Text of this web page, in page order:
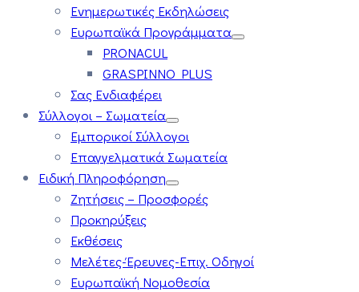
Ενημερωτικές Εκδηλώσεις
Ευρωπαϊκά Προγράμματα
PRONACUL
GRASPINNO PLUS
Σας Ενδιαφέρει
Σύλλογοι – Σωματεία
Εμπορικοί Σύλλογοι
Επαγγελματικά Σωματεία
Ειδική Πληροφόρηση
Ζητήσεις – Προσφορές
Προκηρύξεις
Εκθέσεις
Μελέτες-Έρευνες-Επιχ. Οδηγοί
Ευρωπαϊκή Νομοθεσία